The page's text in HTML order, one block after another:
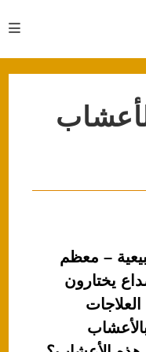
– معظم
يختارون